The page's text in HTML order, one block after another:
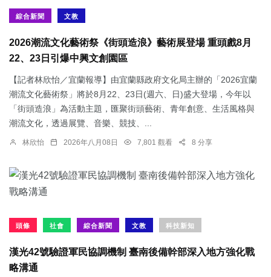
綜合新聞 文教
2026潮流文化藝術祭《街頭造浪》藝術展登場 重頭戲8月
22、23日引爆中興文創園區
【記者林欣怡／宜蘭報導】由宜蘭縣政府文化局主辦的「2026宜蘭
潮流文化藝術祭」將於8月22、23日(週六、日)盛大登場，今年以
「街頭造浪」為活動主題，匯聚街頭藝術、青年創意、生活風格與
潮流文化，透過展覽、音樂、競技、...
林欣怡 2026年八月08日 7,801 觀看 8 分享
頭條 社會 綜合新聞 文教 科技新知
漢光42號驗證軍民協調機制 臺南後備幹部深入地方強化戰
略溝通